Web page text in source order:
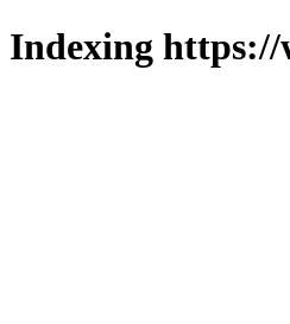
Indexing https://